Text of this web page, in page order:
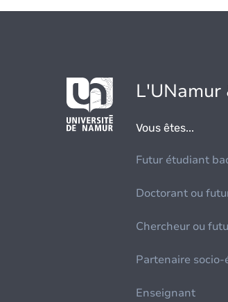
L'UNamur
Vous êtes...
Futur étudiant
Doctorant ou
Chercheur ou
Partenaire socio-
Enseignant